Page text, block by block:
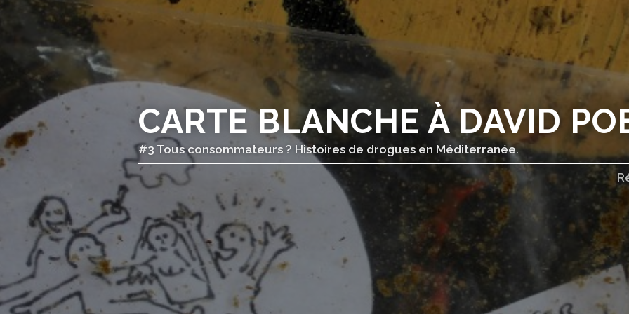
CARTE BLANCHE À DAVID
#3 Tous consommateurs ? Histoires de drogues en Méditerranée.